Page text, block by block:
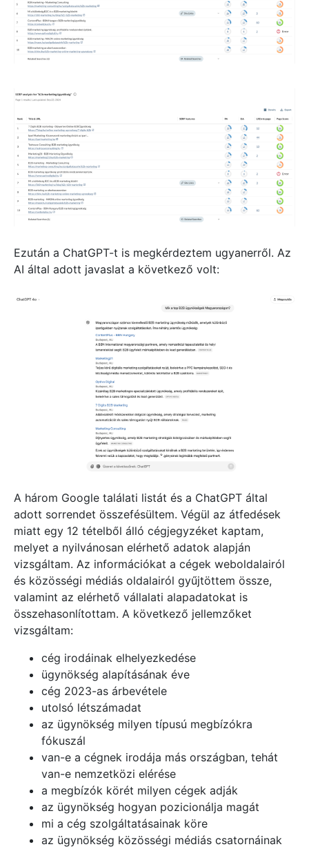
Ezután a ChatGPT-t is megkérdeztem ugyanerről. Az
AI által adott javaslat a következő volt:
A három Google találati listát és a ChatGPT által
adott sorrendet összefésültem. Végül az átfedések
miatt egy 12 tételből álló cégjegyzéket kaptam,
melyet a nyilvánosan elérhető adatok alapján
vizsgáltam. Az információkat a cégek weboldalairól
és közösségi médiás oldalairól gyűjtöttem össze,
valamint az elérhető vállalati alapadatokat is
összehasonlítottam. A következő jellemzőket
vizsgáltam:
cég irodáinak elhelyezkedése
ügynökség alapításának éve
cég 2023-as árbevétele
utolsó létszámadat
az ügynökség milyen típusú megbízókra
fókuszál
van-e a cégnek irodája más országban, tehát
van-e nemzetközi elérése
a megbízók körét milyen cégek adják
az ügynökség hogyan pozicionálja magát
mi a cég szolgáltatásainak köre
az ügynökség közösségi médiás csatornáinak